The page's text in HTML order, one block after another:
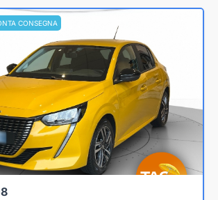
CONSEGNA